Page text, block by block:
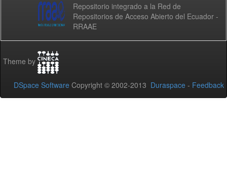
Repositorio integrado a la Red de
Repositorios de Acceso Abierto del Ecuador -
RRAAE
Theme by
DSpace Software Copyright © 2002-2013 Duraspace - Feedback